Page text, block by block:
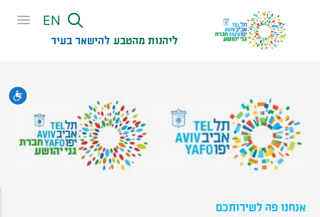
בִּקְלִיק
הַמְּסַיַּעַת
לִנְגִישׁוּת
EN
ליהנות מהטבע להישאר בעיר​
אנחנו פה לשירותכם